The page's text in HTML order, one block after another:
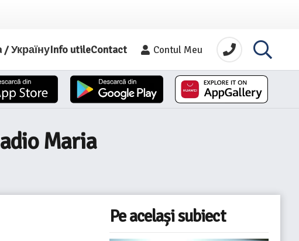
/ УкраїнуInfo utileContact Contul Meu
Maria
Pe același subiect